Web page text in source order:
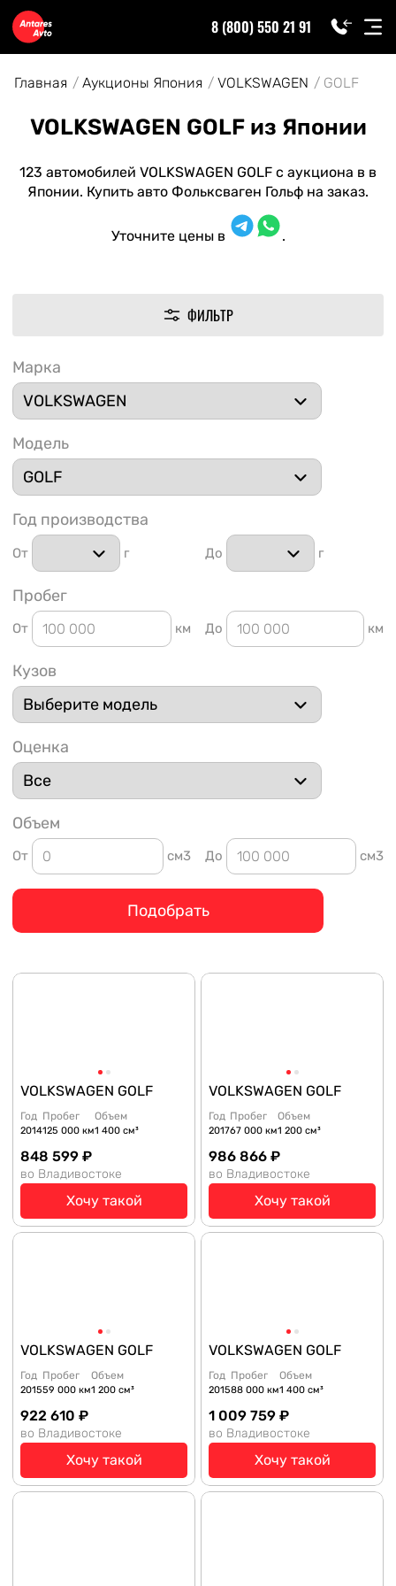
91
8 (800) 550 21 91
Главная Аукционы Япония VOLKSWAGEN GOLF
VOLKSWAGEN GOLF из Японии
123 автомобилей VOLKSWAGEN GOLF с аукциона в в
Японии. Купить авто Фольксваген Гольф на заказ.
Уточните цены в .
ФИЛЬТР
Марка
Модель
Год производства
От г До г
Пробег
От км До км
Кузов
Оценка
Объем
От см3 До см3
Подобрать
VOLKSWAGEN GOLF
Год
2014
Пробег
125 000 км
Объем
1 400 см³
848 599 ₽
во Владивостоке
Хочу такой
VOLKSWAGEN GOLF
Год
2017
Пробег
67 000 км
Объем
1 200 см³
986 866 ₽
во Владивостоке
Хочу такой
VOLKSWAGEN GOLF
Год
2015
Пробег
59 000 км
Объем
1 200 см³
922 610 ₽
во Владивостоке
Хочу такой
VOLKSWAGEN GOLF
Год
2015
Пробег
88 000 км
Объем
1 400 см³
1 009 759 ₽
во Владивостоке
Хочу такой